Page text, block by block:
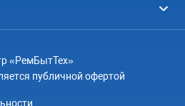
«РемБытТех»
публичной офертой